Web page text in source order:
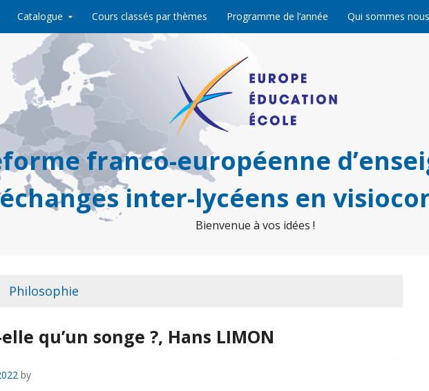
Catalogue Cours classés par thèmes Programme de l’année Qui sommes
franco-européenne
inter-lycéens en
Bienvenue à vos idées !
Philosophie
qu’un songe ?, Hans LIMON
by